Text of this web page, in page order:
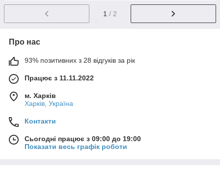
1 / 2
Про нас
93% позитивних з 28 відгуків за рік
Працює з 11.11.2022
м. Харків
Харків, Україна
Контакти
Сьогодні працює з 09:00 до 19:00
Показати весь графік роботи